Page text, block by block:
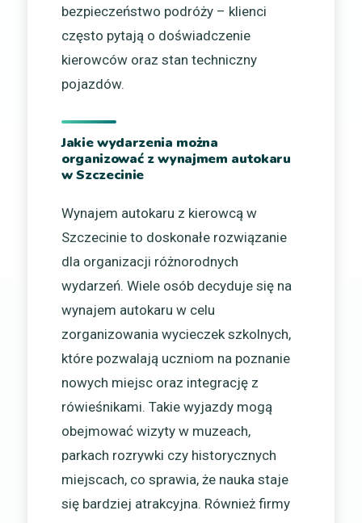
bezpieczeństwo podróży – klienci
często pytają o doświadczenie
kierowców oraz stan techniczny
pojazdów.
Jakie wydarzenia można
organizować z wynajmem autokaru
w Szczecinie
Wynajem autokaru z kierowcą w
Szczecinie to doskonałe rozwiązanie
dla organizacji różnorodnych
wydarzeń. Wiele osób decyduje się na
wynajem autokaru w celu
zorganizowania wycieczek szkolnych,
które pozwalają uczniom na poznanie
nowych miejsc oraz integrację z
rówieśnikami. Takie wyjazdy mogą
obejmować wizyty w muzeach,
parkach rozrywki czy historycznych
miejscach, co sprawia, że nauka staje
się bardziej atrakcyjna. Również firmy